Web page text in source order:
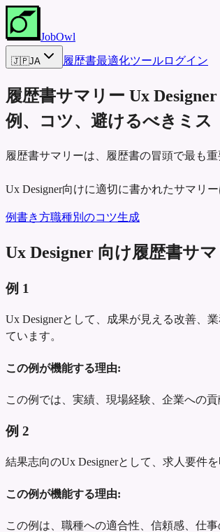
JobOwl
🇯🇵JA 履歴書最適化ツールログイン
履歴書サマリー Ux Designer
例、コツ、避けるべきミス
履歴書サマリーは、履歴書の冒頭で最も
Ux Designer向けに適切に書かれたサマリ
例書き方職種別のコツ生成
Ux Designer 向け履歴書サ
例 1
Ux Designerとして、成果が見える改善、
ています。
この例が機能する理由:
この例では、実績、現場経験、企業への
例 2
結果志向のUx Designerとして、求人要件
この例が機能する理由:
この例は、職種への適合性、信頼感、仕